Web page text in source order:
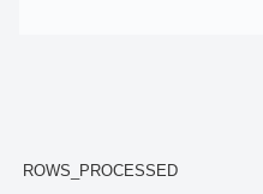
ROWS_PROCESSED